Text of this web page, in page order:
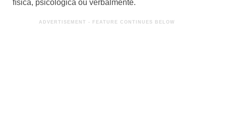
física, psicológica ou verbalmente.